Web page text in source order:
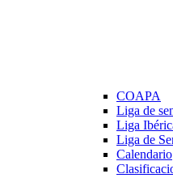
COAPA
Liga de
Liga
Liga de
Calendario